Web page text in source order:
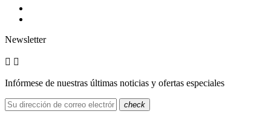
Newsletter
 
Infórmese de nuestras últimas noticias y ofertas especiales
check